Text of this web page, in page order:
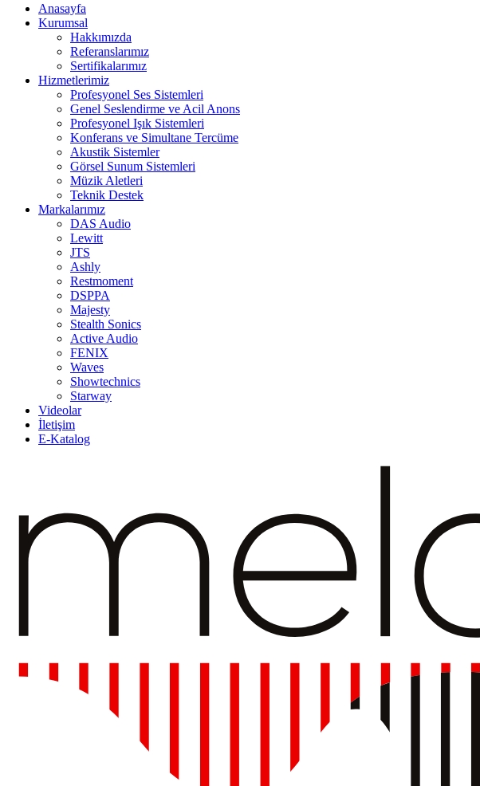
Anasayfa
Kurumsal
Hakkımızda
Referanslarımız
Sertifikalarımız
Hizmetlerimiz
Profesyonel Ses Sistemleri
Genel Seslendirme ve Acil Anons
Profesyonel Işık Sistemleri
Konferans ve Simultane Tercüme
Akustik Sistemler
Görsel Sunum Sistemleri
Müzik Aletleri
Teknik Destek
Markalarımız
DAS Audio
Lewitt
JTS
Ashly
Restmoment
DSPPA
Majesty
Stealth Sonics
Active Audio
FENIX
Waves
Showtechnics
Starway
Videolar
İletişim
E-Katalog